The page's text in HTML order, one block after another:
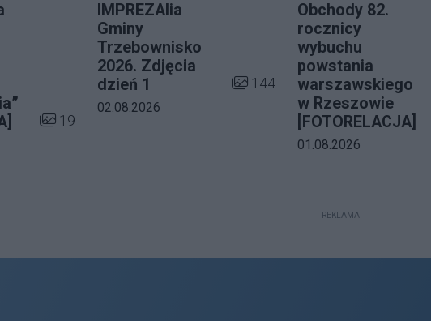
Liczba zdjęć w galerii:
19
IMPREZAlia
Gminy
Trzebownisko
2026. Zdjęcia
dzień 1
Liczba zdjęć w galerii:
144
Data dodania galerii:
02.08.2026
Obchody 82.
rocznicy
wybuchu
powstania
warszawskiego
w Rzeszowie
[FOTORELACJA]
Data dodania galerii:
01.08.2026
REKLAMA